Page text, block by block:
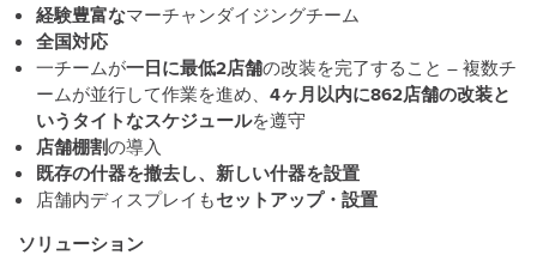
経験豊富なマーチャンダイジングチーム
全国対応
一チームが一日に最低2店舗の改装を完了すること – 複数チ
ームが並行して作業を進め、 4ヶ月以内に862店舗の改装と
いうタイトなスケジュールを遵守
店舗棚割の導入
既存の什器を撤去し、新しい什器を設置
店舗内ディスプレイもセットアップ・設置
ソリューション